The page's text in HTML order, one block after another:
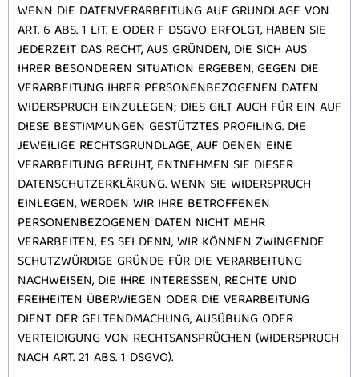
WENN DIE DATENVERARBEITUNG AUF GRUNDLAGE VON
ART. 6 ABS. 1 LIT. E ODER F DSGVO ERFOLGT, HABEN SIE
JEDERZEIT DAS RECHT, AUS GRÜNDEN, DIE SICH AUS
IHRER BESONDEREN SITUATION ERGEBEN, GEGEN DIE
VERARBEITUNG IHRER PERSONENBEZOGENEN DATEN
WIDERSPRUCH EINZULEGEN; DIES GILT AUCH FÜR EIN AUF
DIESE BESTIMMUNGEN GESTÜTZTES PROFILING. DIE
JEWEILIGE RECHTSGRUNDLAGE, AUF DENEN EINE
VERARBEITUNG BERUHT, ENTNEHMEN SIE DIESER
DATENSCHUTZERKLÄRUNG. WENN SIE WIDERSPRUCH
EINLEGEN, WERDEN WIR IHRE BETROFFENEN
PERSONENBEZOGENEN DATEN NICHT MEHR
VERARBEITEN, ES SEI DENN, WIR KÖNNEN ZWINGENDE
SCHUTZWÜRDIGE GRÜNDE FÜR DIE VERARBEITUNG
NACHWEISEN, DIE IHRE INTERESSEN, RECHTE UND
FREIHEITEN ÜBERWIEGEN ODER DIE VERARBEITUNG
DIENT DER GELTENDMACHUNG, AUSÜBUNG ODER
VERTEIDIGUNG VON RECHTSANSPRÜCHEN (WIDERSPRUCH
NACH ART. 21 ABS. 1 DSGVO).